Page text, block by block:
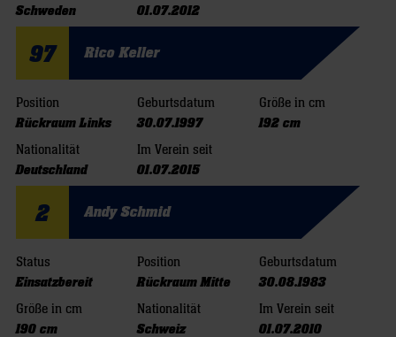
Schweden
01.07.2012
97 Rico Keller
Position
Rückraum Links
Geburtsdatum
30.07.1997
Größe in cm
192 cm
Nationalität
Deutschland
Im Verein seit
01.07.2015
2 Andy Schmid
Status
Einsatzbereit
Position
Rückraum Mitte
Geburtsdatum
30.08.1983
Größe in cm
190 cm
Nationalität
Schweiz
Im Verein seit
01.07.2010